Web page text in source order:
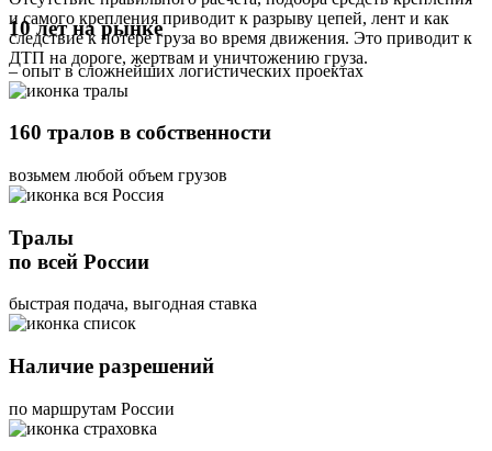
и самого крепления приводит к разрыву цепей, лент и как
следствие к потере груза во время движения. Это приводит к
ДТП на дороге, жертвам и уничтожению груза.
10 лет на рынке
– опыт в сложнейших логистических проектах
160 тралов в собственности
возьмем любой объем грузов
Тралы
по всей России
быстрая подача, выгодная ставка
Наличие разрешений
по маршрутам России